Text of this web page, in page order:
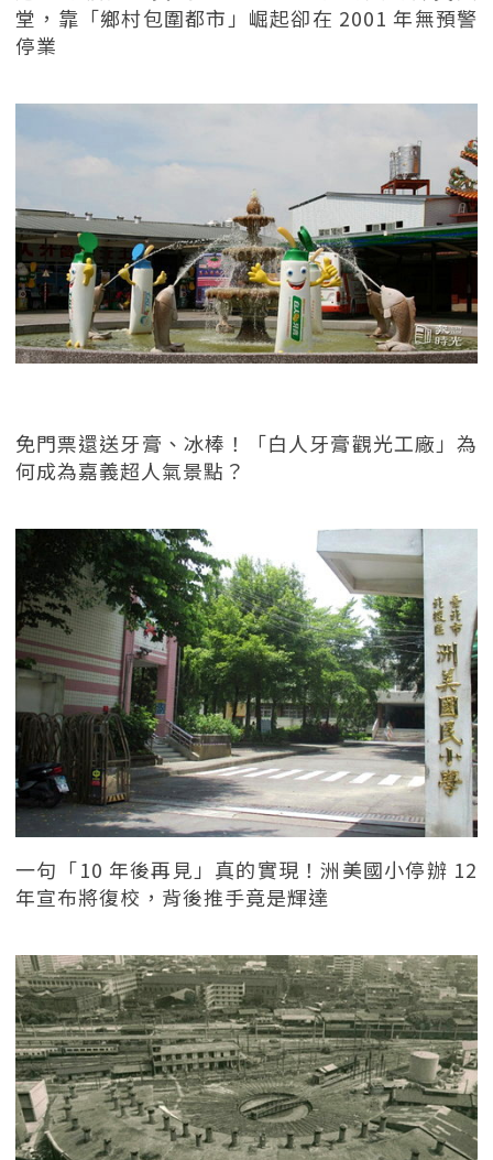
堂，靠「鄉村包圍都市」崛起卻在 2001 年無預警
停業
免門票還送牙膏、冰棒！「白人牙膏觀光工廠」為
何成為嘉義超人氣景點？
一句「10 年後再見」真的實現！洲美國小停辦 12
年宣布將復校，背後推手竟是輝達